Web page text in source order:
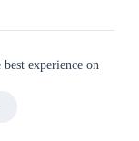
experience on
BEANTWOORDEN
If you’re
your kind of